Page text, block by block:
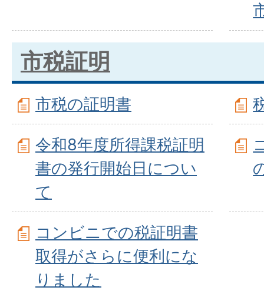
市税証明
市税の証明書
令和8年度所得課税証明
書の発行開始日につい
て
コンビニでの税証明書
取得がさらに便利にな
りました